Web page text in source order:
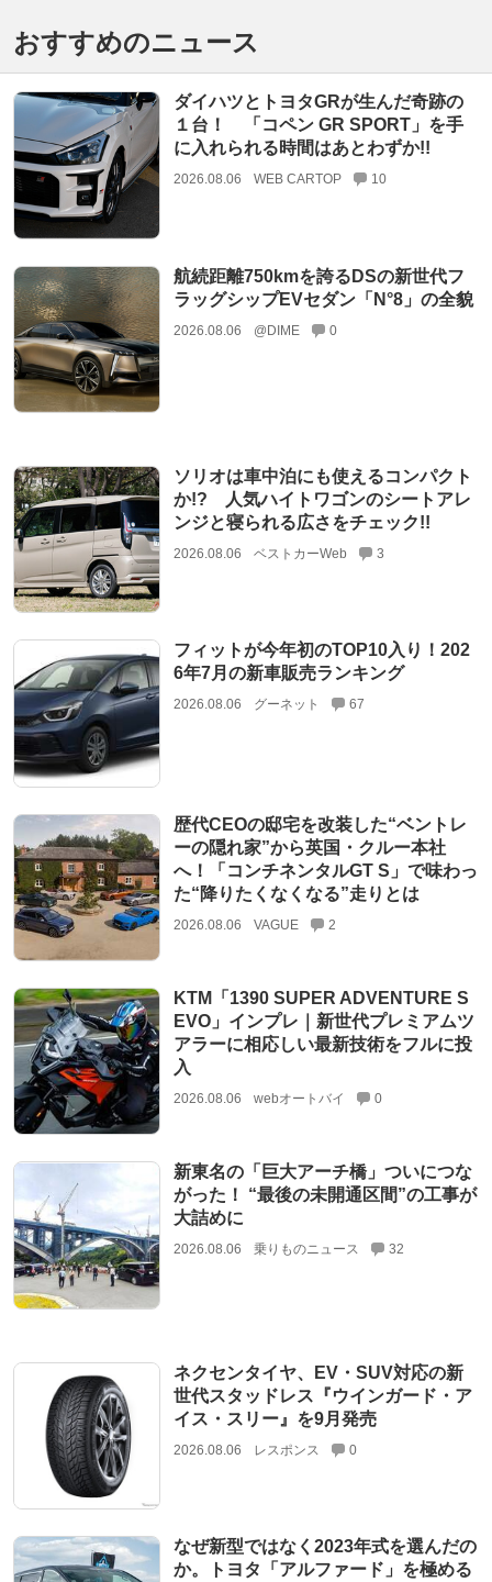
おすすめのニュース
ダイハツとトヨタGRが生んだ奇跡の
１台！ 「コペン GR SPORT」を手
に入れられる時間はあとわずか!!
2026.08.06 WEB CARTOP 10
航続距離750kmを誇るDSの新世代フ
ラッグシップEVセダン「N°8」の全貌
2026.08.06 @DIME 0
ソリオは車中泊にも使えるコンパクト
か!? 人気ハイトワゴンのシートアレ
ンジと寝られる広さをチェック!!
2026.08.06 ベストカーWeb 3
フィットが今年初のTOP10入り！202
6年7月の新車販売ランキング
2026.08.06 グーネット 67
歴代CEOの邸宅を改装した“ベントレ
ーの隠れ家”から英国・クルー本社
へ！「コンチネンタルGT S」で味わっ
た“降りたくなくなる”走りとは
2026.08.06 VAGUE 2
KTM「1390 SUPER ADVENTURE S
EVO」インプレ｜新世代プレミアムツ
アラーに相応しい最新技術をフルに投
入
2026.08.06 webオートバイ 0
新東名の「巨大アーチ橋」ついにつな
がった！ “最後の未開通区間”の工事が
大詰めに
2026.08.06 乗りものニュース 32
ネクセンタイヤ、EV・SUV対応の新
世代スタッドレス『ウインガード・ア
イス・スリー』を9月発売
2026.08.06 レスポンス 0
なぜ新型ではなく2023年式を選んだの
か。トヨタ「アルファード」を極める